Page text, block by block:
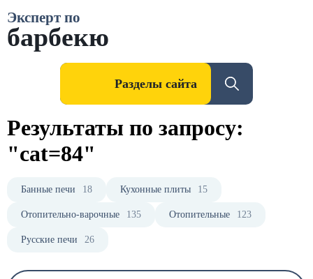
Эксперт по
барбекю
Разделы сайта
Результаты по запросу:
"cat=84"
Банные печи 18 Кухонные плиты 15
Отопительно-варочные 135 Отопительные 123
Русские печи 26